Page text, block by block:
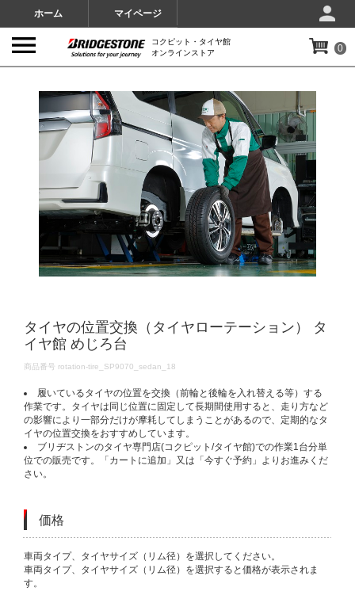
ホーム マイページ
コクピット・タイヤ館
オンラインストア
0
タイヤの位置交換（タイヤローテーション） タ
イヤ館 めじろ台
DETAILS
商品番号 rotation-tire_SP9070_sedan_18
履いているタイヤの位置を交換（前輪と後輪を入れ替える等）する
作業です。タイヤは同じ位置に固定して長期間使用すると、走り方など
の影響により一部分だけが摩耗してしまうことがあるので、定期的なタ
イヤの位置交換をおすすめしています。
ブリヂストンのタイヤ専門店(コクピット/タイヤ館)での作業1台分単
位での販売です。「カートに追加」又は「今すぐ予約」よりお進みくだ
さい。
価格
VARIATIONS
車両タイプ、タイヤサイズ（リム径）を選択してください。
車両タイプ、タイヤサイズ（リム径）を選択すると価格が表示されま
す。